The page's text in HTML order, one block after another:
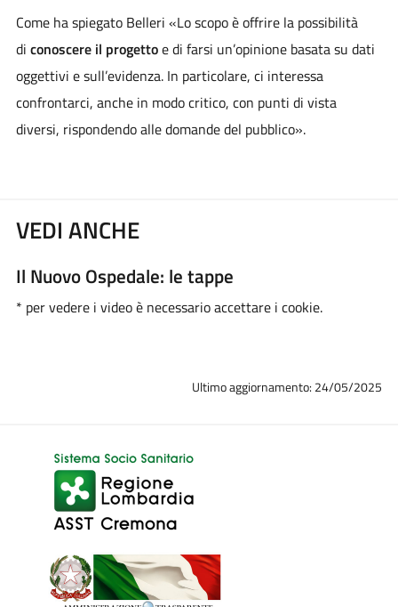
Come ha spiegato Belleri «Lo scopo è offrire la possibilità
di conoscere il progettoe di farsi un’opinione basata su dati
oggettivi e sull’evidenza. In particolare, ci interessa
confrontarci, anche in modo critico, con punti di vista
diversi, rispondendo alle domande del pubblico».
VEDI ANCHE
Il Nuovo Ospedale: le tappe
* per vedere i video è necessario accettare i cookie.
Ultimo aggiornamento: 24/05/2025